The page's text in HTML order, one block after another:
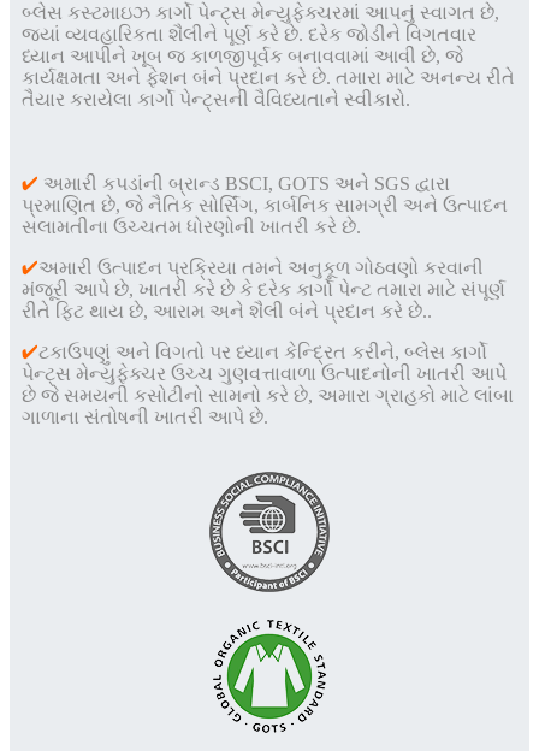
બ્લેસ કસ્ટમાઇઝ કાર્ગો પેન્ટ્સ મેન્યુફેક્ચરમાં આપનું સ્વાગત છે,
જ્યાં વ્યવહારિકતા શૈલીને પૂર્ણ કરે છે. દરેક જોડીને વિગતવાર
ધ્યાન આપીને ખૂબ જ કાળજીપૂર્વક બનાવવામાં આવી છે, જે
કાર્યક્ષમતા અને ફેશન બંને પ્રદાન કરે છે. તમારા માટે અનન્ય રીતે
તૈયાર કરાયેલા કાર્ગો પેન્ટ્સની વૈવિધ્યતાને સ્વીકારો.
✔ અમારી કપડાંની બ્રાન્ડ BSCI, GOTS અને SGS દ્વારા
પ્રમાણિત છે, જે નૈતિક સોર્સિંગ, કાર્બનિક સામગ્રી અને ઉત્પાદન
સલામતીના ઉચ્ચતમ ધોરણોની ખાતરી કરે છે.
✔અમારી ઉત્પાદન પ્રક્રિયા તમને અનુકૂળ ગોઠવણો કરવાની
મંજૂરી આપે છે, ખાતરી કરે છે કે દરેક કાર્ગો પેન્ટ તમારા માટે સંપૂર્ણ
રીતે ફિટ થાય છે, આરામ અને શૈલી બંને પ્રદાન કરે છે..
✔ટકાઉપણું અને વિગતો પર ધ્યાન કેન્દ્રિત કરીને, બ્લેસ કાર્ગો
પેન્ટ્સ મેન્યુફેક્ચર ઉચ્ચ ગુણવત્તાવાળા ઉત્પાદનોની ખાતરી આપે
છે જે સમયની કસોટીનો સામનો કરે છે, અમારા ગ્રાહકો માટે લાંબા
ગાળાના સંતોષની ખાતરી આપે છે.